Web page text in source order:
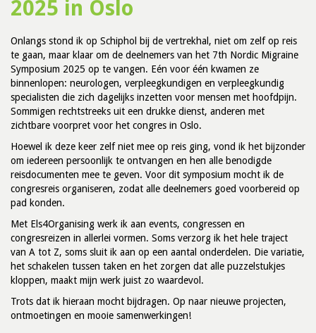
2025 in Oslo
Onlangs stond ik op Schiphol bij de vertrekhal, niet om zelf op reis
te gaan, maar klaar om de deelnemers van het 7th Nordic Migraine
Symposium 2025 op te vangen. Eén voor één kwamen ze
binnenlopen: neurologen, verpleegkundigen en verpleegkundig
specialisten die zich dagelijks inzetten voor mensen met hoofdpijn.
Sommigen rechtstreeks uit een drukke dienst, anderen met
zichtbare voorpret voor het congres in Oslo.
Hoewel ik deze keer zelf niet mee op reis ging, vond ik het bijzonder
om iedereen persoonlijk te ontvangen en hen alle benodigde
reisdocumenten mee te geven. Voor dit symposium mocht ik de
congresreis organiseren, zodat alle deelnemers goed voorbereid op
pad konden.
Met Els4Organising werk ik aan events, congressen en
congresreizen in allerlei vormen. Soms verzorg ik het hele traject
van A tot Z, soms sluit ik aan op een aantal onderdelen. Die variatie,
het schakelen tussen taken en het zorgen dat alle puzzelstukjes
kloppen, maakt mijn werk juist zo waardevol.
Trots dat ik hieraan mocht bijdragen. Op naar nieuwe projecten,
ontmoetingen en mooie samenwerkingen!